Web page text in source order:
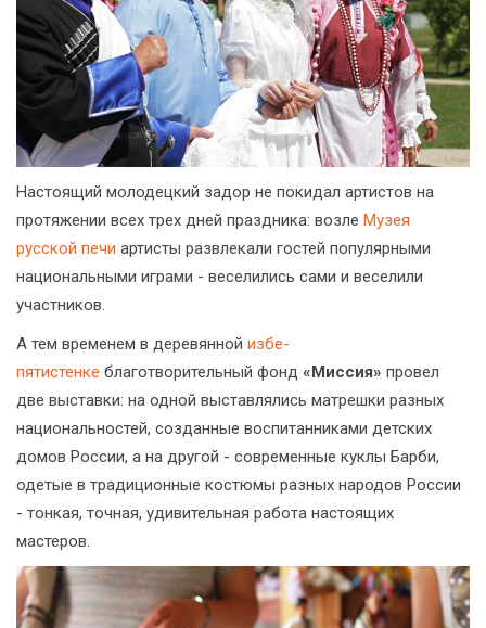
Настоящий молодецкий задор не покидал артистов на
протяжении всех трех дней праздника: возле Музея
русской печи артисты развлекали гостей популярными
национальными играми - веселились сами и веселили
участников.
А тем временем в деревянной избе-
пятистенке благотворительный фонд «Миссия» провел
две выставки: на одной выставлялись матрешки разных
национальностей, созданные воспитанниками детских
домов России, а на другой - современные куклы Барби,
одетые в традиционные костюмы разных народов России
- тонкая, точная, удивительная работа настоящих
мастеров.